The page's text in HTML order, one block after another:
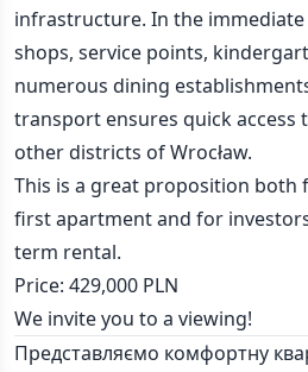
infrastructure. In the
shops, service points,
numerous dining
transport ensures quick access
other districts of Wrocław.
This is a great proposition both
first apartment and for
term rental.
Price: 429,000 PLN
We invite you to a viewing!
Представляємо комфортну